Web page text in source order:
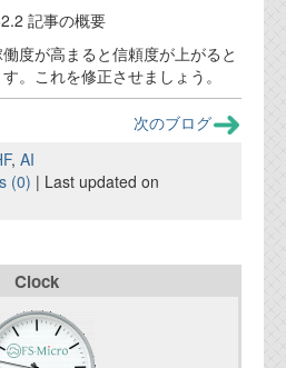
ム
記事の概要
度が高まると信頼度が上がると
。これを修正させましょう。
次のブログ
, AI
(0) | Last updated on
Clock